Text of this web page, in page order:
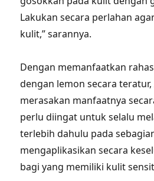
Lakukan secara perlahan
kulit,” sarannya.
Dengan memanfaatkan
dengan lemon secara
merasakan manfaatnya
perlu diingat untuk selalu
terlebih dahulu pada
mengaplikasikan secara
bagi yang memiliki kulit